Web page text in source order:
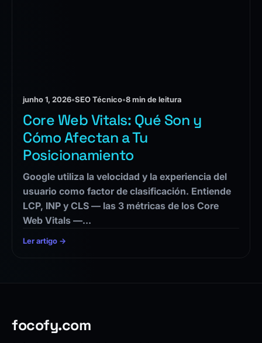
junho 1, 2026•SEO Técnico•8 min de leitura
Core Web Vitals: Qué Son y
Cómo Afectan a Tu
Posicionamiento
Google utiliza la velocidad y la experiencia del
usuario como factor de clasificación. Entiende
LCP, INP y CLS — las 3 métricas de los Core
Web Vitals —…
Ler artigo →
focofy.com